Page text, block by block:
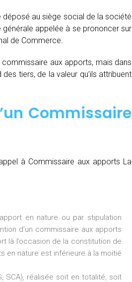
déposé au siège social de la société
générale appelée à se prononcer sur
de Commerce.
aux apports, mais dans
tiers, de la valeur qu’ils attribuent
Commissaire
à Commissaire aux apports La
en nature ou par stipulation
d’un commissaire aux apports
là l’occasion de la constitution de
en nature est inférieure à la moitié
SCA), réalisée soit en totalité, soit